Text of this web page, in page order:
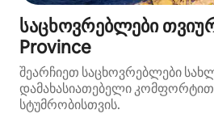
საცხოვრებლები
Province
შეარჩიეთ საცხოვრებლები
დამახასიათებელი კომფორტით
სტუმრობისთვის.